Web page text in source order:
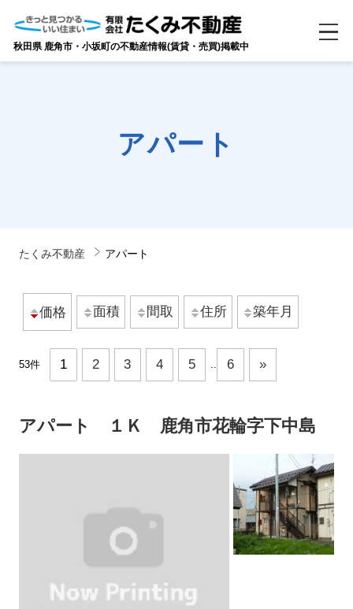
秋田県 鹿角市・小坂町の不動産情報(賃貸・売買)掲載中
アパート
たくみ不動産 アパート
価格 面積 間取 住所 築年月
53件 1 2 3 4 5 .. 6 »
アパート １Ｋ 鹿角市花輪字下中島